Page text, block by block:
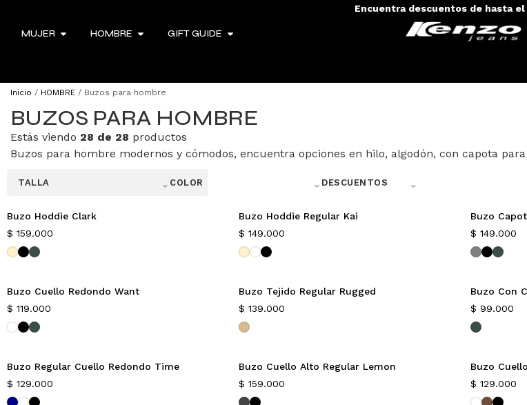
Encuentra descuentos de hasta el
MUJER HOMBRE GIFT GUIDE
Inicio / HOMBRE / Buzos para hombre
BUZOS PARA HOMBRE
Estás viendo 28 de 28 productos
Buzos para hombre modernos y cómodos, encuentra opciones en hilo, algodón, con capota
TALLA ⌃ COLOR ⌃ DESCUENTOS ⌃
Nuevo
Buzo Hoddie Clark
$ 159.000
Nuevo
Buzo Hoddie Regular Kai
$ 149.000
Nuevo
Buzo
$ 149.000
Nuevo
Buzo Cuello Redondo Want
$ 119.000
Buzo Tejido Regular Rugged
$ 139.000
Buzo Con
$ 99.000
Buzo Regular Cuello Redondo Time
$ 129.000
Buzo Cuello Alto Regular Lemon
$ 159.000
Buzo
$ 129.000